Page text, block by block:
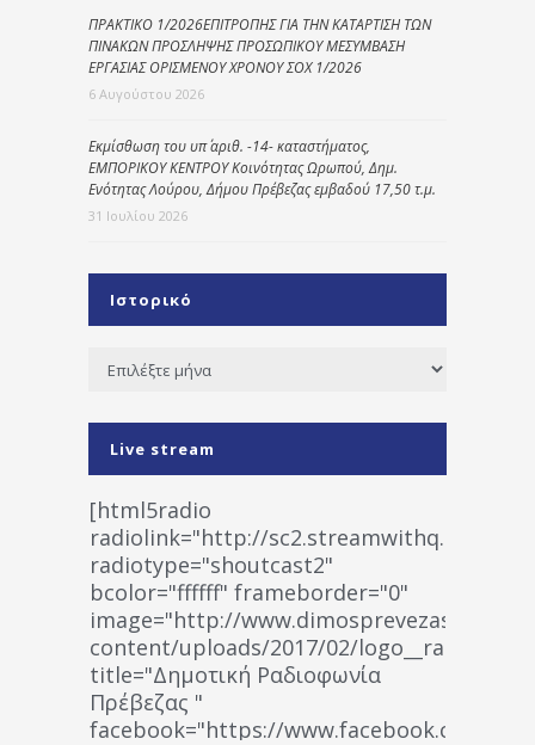
ΠΡΑΚΤΙΚΟ 1/2026ΕΠΙΤΡΟΠΗΣ ΓΙΑ ΤΗΝ ΚΑΤΑΡΤΙΣΗ ΤΩΝ
ΠΙΝΑΚΩΝ ΠΡΟΣΛΗΨΗΣ ΠΡΟΣΩΠΙΚΟΥ ΜΕΣΥΜΒΑΣΗ
ΕΡΓΑΣΙΑΣ ΟΡΙΣΜΕΝΟΥ ΧΡΟΝΟΥ ΣΟΧ 1/2026
6 Αυγούστου 2026
Εκμίσθωση του υπ΄ αριθ. -14- καταστήματος,
ΕΜΠΟΡΙΚΟΥ ΚΕΝΤΡΟΥ Κοινότητας Ωρωπού, Δημ.
Ενότητας Λούρου, Δήμου Πρέβεζας εμβαδού 17,50 τ.μ.
31 Ιουλίου 2026
Ιστορικό
Ιστορικό
Live stream
[html5radio
radiolink="http://
radiotype="shoutcast2"
bcolor="ffffff" frameborder="0"
image="http://www.dimosprevezas.gr/wp-
content/uploads/2017/02/
title="Δημοτική Ραδιοφωνία
Πρέβεζας "
facebook="https://www.facebook.com/